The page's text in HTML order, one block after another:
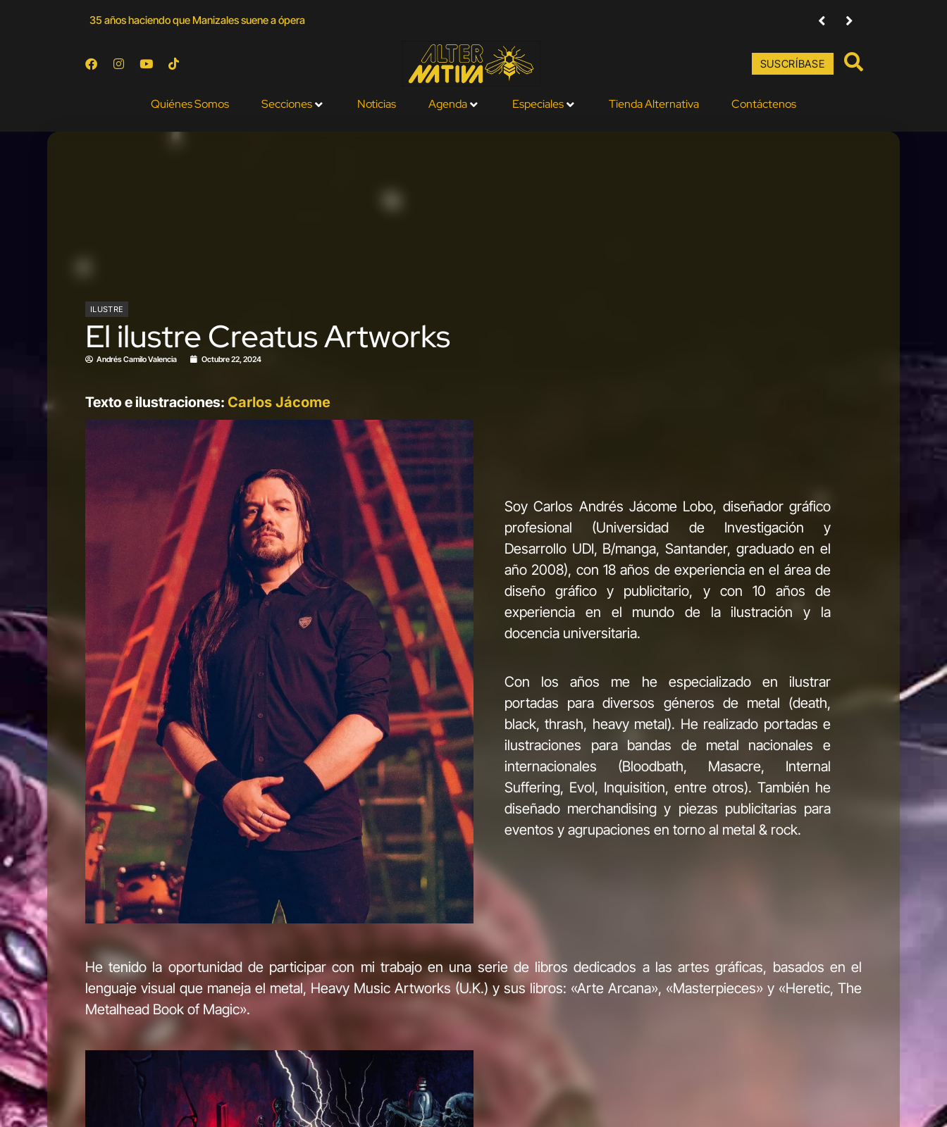
35 años haciendo que Manizales suene a ópera Amenazas contra directores de
SUSCRÍBASE
Quiénes Somos Secciones Noticias Agenda Especiales Tienda Alternativa Contáctenos
ILUSTRE
El ilustre Creatus Artworks
Andrés Camilo Valencia Octubre 22, 2024
Texto e ilustraciones: Carlos Jácome
Soy Carlos Andrés Jácome Lobo, diseñador gráfico
profesional (Universidad de Investigación y
Desarrollo UDI, B/manga, Santander, graduado en el
año 2008), con 18 años de experiencia en el área de
diseño gráfico y publicitario, y con 10 años de
experiencia en el mundo de la ilustración y la
docencia universitaria.
Con los años me he especializado en ilustrar
portadas para diversos géneros de metal (death,
black, thrash, heavy metal). He realizado portadas e
ilustraciones para bandas de metal nacionales e
internacionales (Bloodbath, Masacre, Internal
Suffering, Evol, Inquisition, entre otros). También he
diseñado merchandising y piezas publicitarias para
eventos y agrupaciones en torno al metal & rock.
He tenido la oportunidad de participar con mi trabajo en una serie de libros dedicados a las artes gráficas, basados en el
lenguaje visual que maneja el metal, Heavy Music Artworks (U.K.) y sus libros: «Arte Arcana», «Masterpieces» y «Heretic, The
Metalhead Book of Magic».